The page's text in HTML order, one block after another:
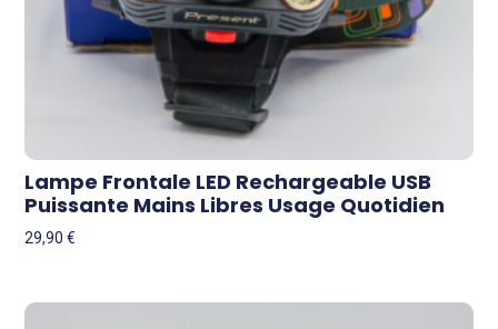
Lampe Frontale LED Rechargeable USB
Puissante Mains Libres Usage Quotidien
29,90€